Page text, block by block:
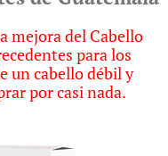
mejora del Cabello
para los
un cabello débil y
por casi nada.